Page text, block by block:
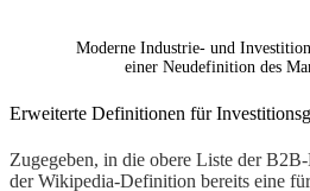
Moderne Industrie- und
einer Neudefinition des
Erweiterte Definitionen für
Zugegeben, in die obere Liste der
der Wikipedia-Definition bereits eine